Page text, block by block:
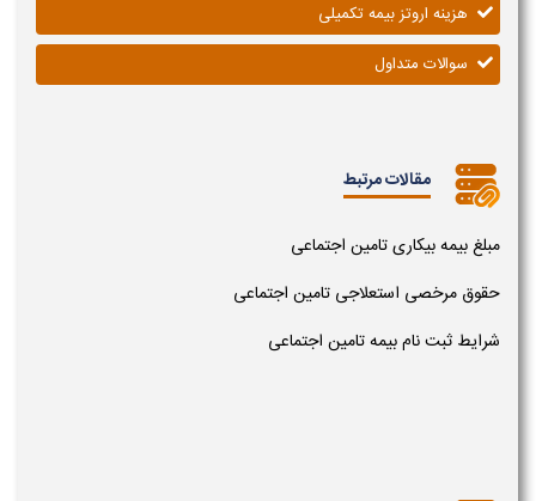
هزینه اروتز بیمه تکمیلی
سوالات متداول
مقالات مرتبط
مبلغ بیمه بیکاری تامین اجتماعی
حقوق مرخصی استعلاجی تامین اجتماعی
شرایط ثبت نام بیمه تامین اجتماعی